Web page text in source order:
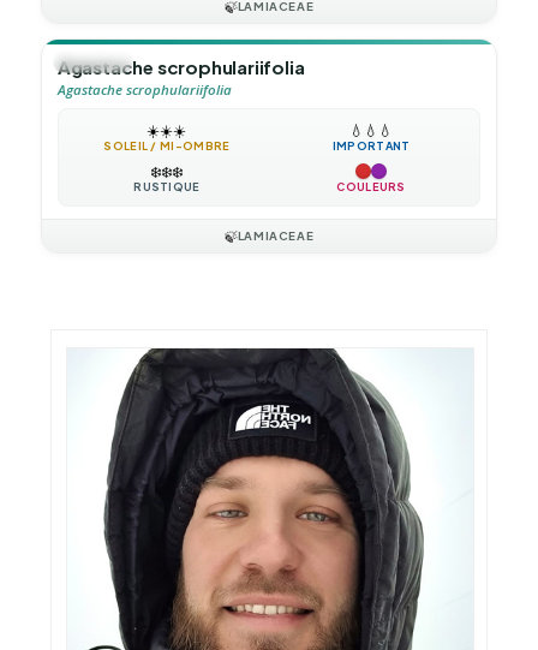
🍃LAMIACEAE
🪴VIVACE
Agastache scrophulariifolia
Agastache scrophulariifolia
☀️☀️☀️
SOLEIL / MI-OMBRE
💧 💧 💧
IMPORTANT
❄️❄️❄️
RUSTIQUE COULEURS
🍃LAMIACEAE